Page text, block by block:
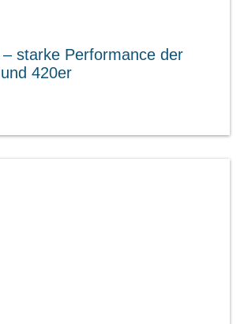
starke Performance der
420er